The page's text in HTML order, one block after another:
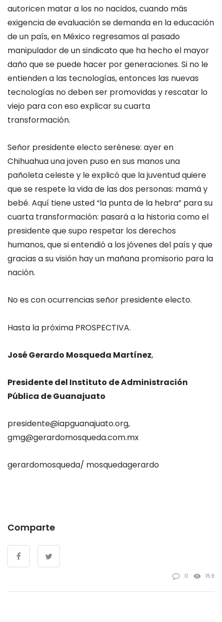
autoricen matar a los no nacidos, cuando más
exigencia de evaluación se demanda en la educación
de un país, en México regresamos al pasado
manipulador de un sindicato que ha hecho el mayor
daño que se puede hacer por generaciones. Si no le
entienden a las tecnologías, entonces las nuevas
tecnologías no deben ser promovidas y rescatar lo
viejo para con eso explicar su cuarta
transformación.
Señor presidente electo serénese: ayer en
Chihuahua una joven puso en sus manos una
pañoleta celeste y le explicó que la juventud quiere
que se respete la vida de las dos personas: mamá y
bebé. Aquí tiene usted “la punta de la hebra” para su
cuarta transformación: pasará a la historia como el
presidente que supo respetar los derechos
humanos, que si entendió a los jóvenes del país y que
gracias a su visión hay un mañana promisorio para la
nación.
No es con ocurrencias señor presidente electo.
Hasta la próxima PROSPECTIVA.
José Gerardo Mosqueda Martínez,
Presidente del Instituto de Administración
Pública de Guanajuato
presidente@iapguanajuato.org,
gmg@gerardomosqueda.com.mx
gerardomosqueda/ mosquedagerardo
Comparte
0 159